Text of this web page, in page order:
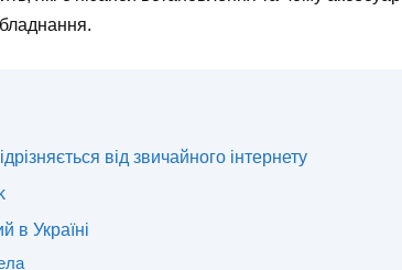
від звичайного інтернету
в Україні